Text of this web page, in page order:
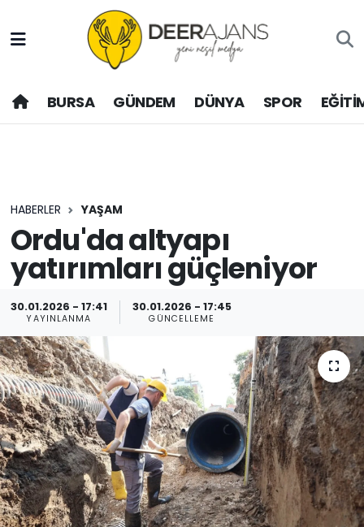
BURSA GÜNDEM DÜNYA SPOR
HABERLER YAŞAM
Ordu'da altyapı
yatırımları güçleniyor
30.01.2026 - 17:41
YAYINLANMA
30.01.2026 - 17:45
GÜNCELLEME
Hava Durumu
Trafik Durumu
Son Dakika Haberleri
Haber Arşivi